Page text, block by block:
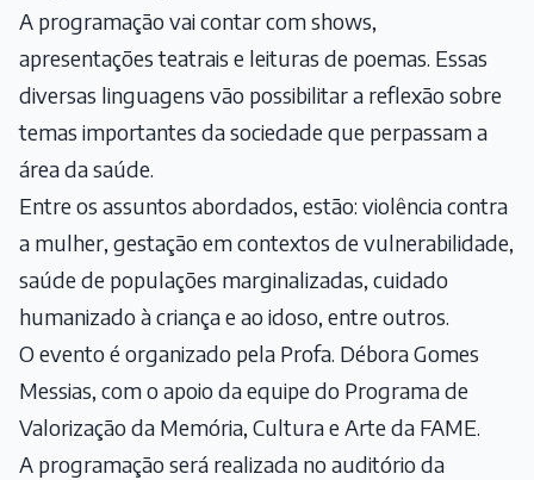
A programação vai contar com shows,
apresentações teatrais e leituras de poemas. Essas
diversas linguagens vão possibilitar a reflexão sobre
temas importantes da sociedade que perpassam a
área da saúde.
Entre os assuntos abordados, estão: violência contra
a mulher, gestação em contextos de vulnerabilidade,
saúde de populações marginalizadas, cuidado
humanizado à criança e ao idoso, entre outros.
O evento é organizado pela Profa. Débora Gomes
Messias, com o apoio da equipe do Programa de
Valorização da Memória, Cultura e Arte da FAME.
A programação será realizada no auditório da